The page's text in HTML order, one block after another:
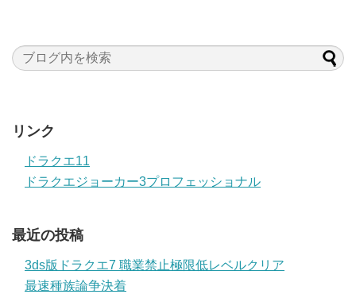
リンク
ドラクエ11
ドラクエジョーカー3プロフェッショナル
最近の投稿
3ds版ドラクエ7 職業禁止極限低レベルクリア
最速種族論争決着